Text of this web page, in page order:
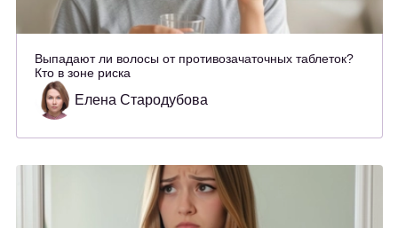
Выпадают ли волосы от противозачаточных таблеток?
Кто в зоне риска
Елена Стародубова